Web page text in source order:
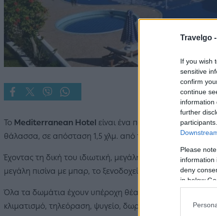
Travelgo -
If you wish
sensitive
confirm
continue
information
further
Please
information
deny
in below
Το Mediterranean Hotel είναι ένα πολυτελές
θάλασσα, σε απόσταση 1,5 χλμ. από τα Πηγάδια, την
Έχοντας τη δική του ιδιωτική, μεγάλη παραλία με
μεγάλη πισίνα με μπαρ, το ξενοδοχείο προσφέρει
Όλα τα δωμάτια έχουν υπέροχη θέα στη θάλασσα και
κλιματισμό, τηλεόραση, ψυγείο, δωρεάν WiFi,